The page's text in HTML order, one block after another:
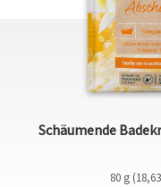
Schäumende
80 g